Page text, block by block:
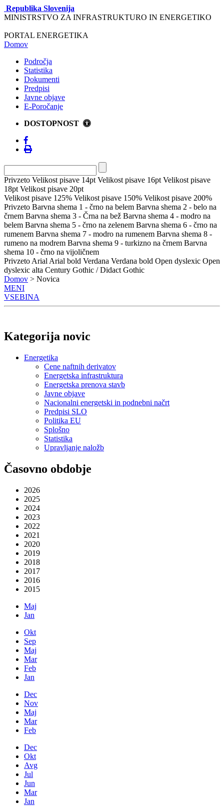
Republika Slovenija
MINISTRSTVO ZA INFRASTRUKTURO IN ENERGETIKO
PORTAL ENERGETIKA
Domov
Področja
Statistika
Dokumenti
Predpisi
Javne objave
E-Poročanje
DOSTOPNOST
Privzeto Velikost pisave 14pt Velikost pisave 16pt Velikost pisave
18pt Velikost pisave 20pt
Velikost pisave 125% Velikost pisave 150% Velikost pisave 200%
Privzeto Barvna shema 1 - črno na belem Barvna shema 2 - belo na
črnem Barvna shema 3 - Črna na bež Barvna shema 4 - modro na
belem Barvna shema 5 - črno na zelenem Barvna shema 6 - črno na
rumenem Barvna shema 7 - modro na rumenem Barvna shema 8 -
rumeno na modrem Barvna shema 9 - turkizno na črnem Barvna
shema 10 - črno na vijoličnem
Privzeto Arial Arial bold Verdana Verdana bold Open dyslexic Open
dyslexic alta Century Gothic / Didact Gothic
Domov > Novica
MENI
VSEBINA
Kategorija novic
Energetika
Cene naftnih derivatov
Energetska infrastruktura
Energetska prenova stavb
Javne objave
Nacionalni energetski in podnebni načrt
Predpisi SLO
Politika EU
Splošno
Statistika
Upravljanje naložb
Časovno obdobje
2026
2025
2024
2023
2022
2021
2020
2019
2018
2017
2016
2015
Maj
Jan
Okt
Sep
Maj
Mar
Feb
Jan
Dec
Nov
Maj
Mar
Feb
Dec
Okt
Avg
Jul
Jun
Mar
Jan